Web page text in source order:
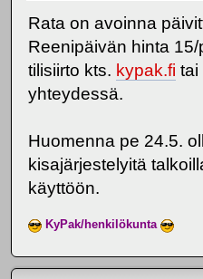
Rata on avoinna
Reenipäivän hinta
tilisiirto kts. kypak.fi tai
yhteydessä.
Huomenna pe 24.5.
kisajärjestelyitä
käyttöön.
KyPak/henkilökunta